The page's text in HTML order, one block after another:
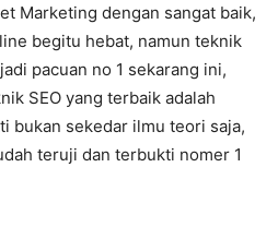
Marketing dengan sangat baik,
begitu hebat, namun teknik
pacuan no 1 sekarang ini,
SEO yang terbaik adalah
bukan sekedar ilmu teori saja,
teruji dan terbukti nomer 1